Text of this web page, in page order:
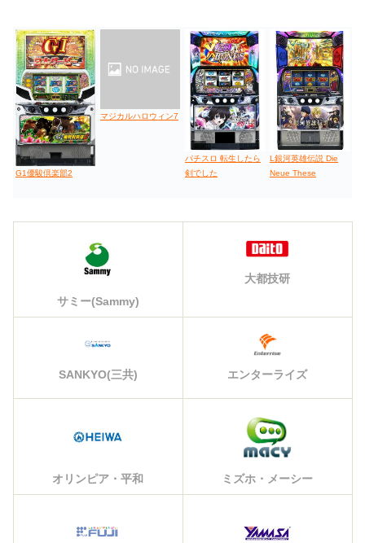
G1優駿倶楽部2
マジカルハロウィン7
パチスロ 転生したら
剣でした
L銀河英雄伝説 Die
Neue These
サミー(Sammy)
大都技研
SANKYO(三共) エンターライズ
オリンピア・平和 ミズホ・メーシー